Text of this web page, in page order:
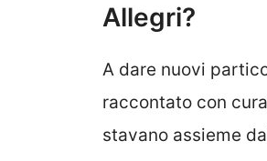
Allegri?
A dare nuovi
raccontato con
stavano assieme